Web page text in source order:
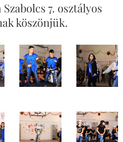
7. osztályos
köszönjük.